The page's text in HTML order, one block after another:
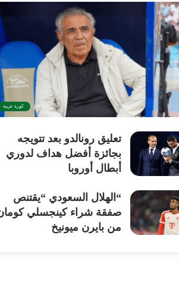
كورة عربية
تعليق رونالدو بعد تتويجه
بجائزة أفضل هداف لدوري
أبطال أوروبا
“الهلال السعودي “يقتنص
صفقة شراء كينجسلي
من بايرن ميونيخ